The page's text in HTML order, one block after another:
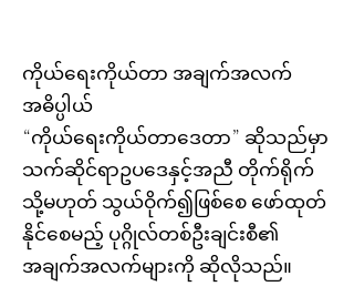
ကိုယ်ရေးကိုယ်တာ အချက်အလက်
အဓိပ္ပါယ်
“ကိုယ်ရေးကိုယ်တာဒေတာ” ဆိုသည်မှာ
သက်ဆိုင်ရာဥပဒေနှင့်အညီ တိုက်ရိုက်
သို့မဟုတ် သွယ်ဝိုက်၍ဖြစ်စေ ဖော်ထုတ်
နိုင်စေမည့် ပုဂ္ဂိုလ်တစ်ဦးချင်းစီ၏
အချက်အလက်များကို ဆိုလိုသည်။